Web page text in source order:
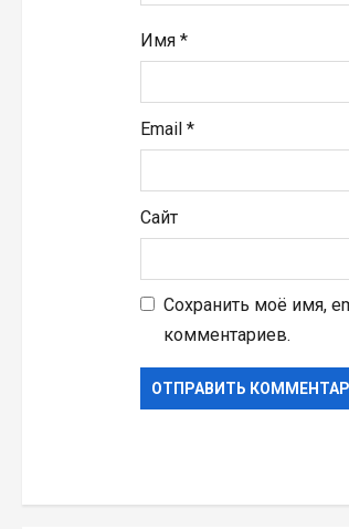
я
м
Имя *
Email *
Сайт
Сохранить моё имя,
комментариев.